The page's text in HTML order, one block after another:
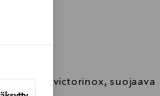
victorinox, suojaava